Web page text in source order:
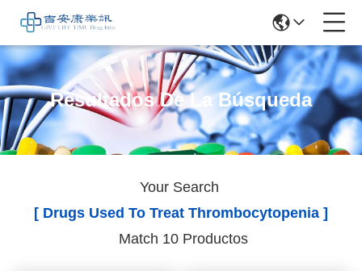
Resultados De La Búsqueda
Your Search
[ Drugs Used To Treat Thrombocytopenia ]
Match 10 Productos